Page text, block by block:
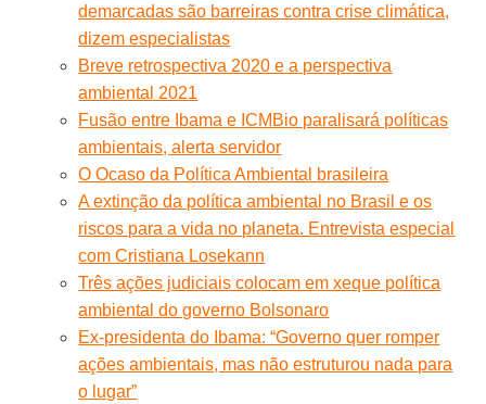
demarcadas são barreiras contra crise climática,
dizem especialistas
Breve retrospectiva 2020 e a perspectiva
ambiental 2021
Fusão entre Ibama e ICMBio paralisará políticas
ambientais, alerta servidor
O Ocaso da Política Ambiental brasileira
A extinção da política ambiental no Brasil e os
riscos para a vida no planeta. Entrevista especial
com Cristiana Losekann
Três ações judiciais colocam em xeque política
ambiental do governo Bolsonaro
Ex-presidenta do Ibama: “Governo quer romper
ações ambientais, mas não estruturou nada para
o lugar”